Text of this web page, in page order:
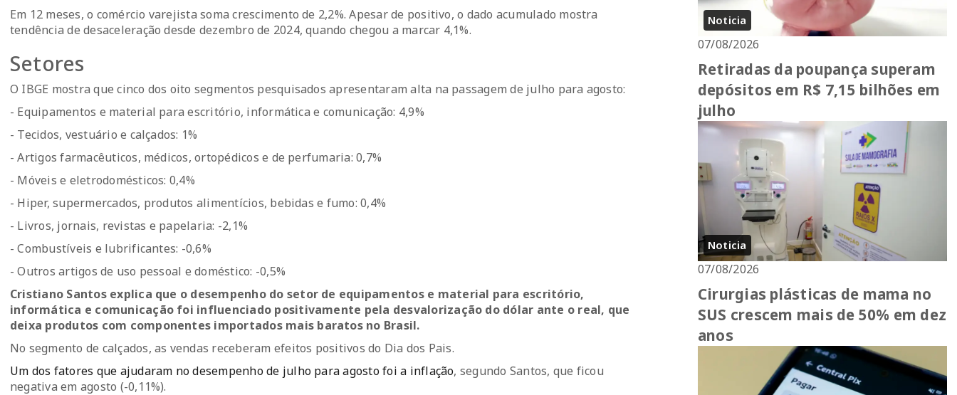
Em 12 meses, o comércio varejista soma crescimento de 2,2%. Apesar de positivo, o dado acumulado mostra
tendência de desaceleração desde dezembro de 2024, quando chegou a marcar 4,1%.
Setores
O IBGE mostra que cinco dos oito segmentos pesquisados apresentaram alta na passagem de julho para agosto:
- Equipamentos e material para escritório, informática e comunicação: 4,9%
- Tecidos, vestuário e calçados: 1%
- Artigos farmacêuticos, médicos, ortopédicos e de perfumaria: 0,7%
- Móveis e eletrodomésticos: 0,4%
- Hiper, supermercados, produtos alimentícios, bebidas e fumo: 0,4%
- Livros, jornais, revistas e papelaria: -2,1%
- Combustíveis e lubrificantes: -0,6%
- Outros artigos de uso pessoal e doméstico: -0,5%
Cristiano Santos explica que o desempenho do setor de equipamentos e material para escritório,
informática e comunicação foi influenciado positivamente pela desvalorização do dólar ante o real, que
deixa produtos com componentes importados mais baratos no Brasil.
No segmento de calçados, as vendas receberam efeitos positivos do Dia dos Pais.
Um dos fatores que ajudaram no desempenho de julho para agosto foi a inflação, segundo Santos, que ficou
negativa em agosto (-0,11%).
Noticia
07/08/2026
Retiradas da poupança superam
depósitos em R$ 7,15 bilhões em
julho
Noticia
07/08/2026
Cirurgias plásticas de mama no
SUS crescem mais de 50% em dez
anos